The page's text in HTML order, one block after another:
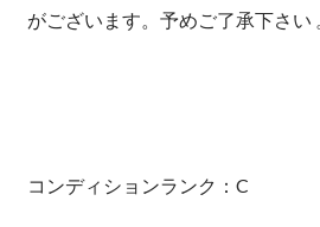
がございます。予めご了承下さい
コンディションランク：C